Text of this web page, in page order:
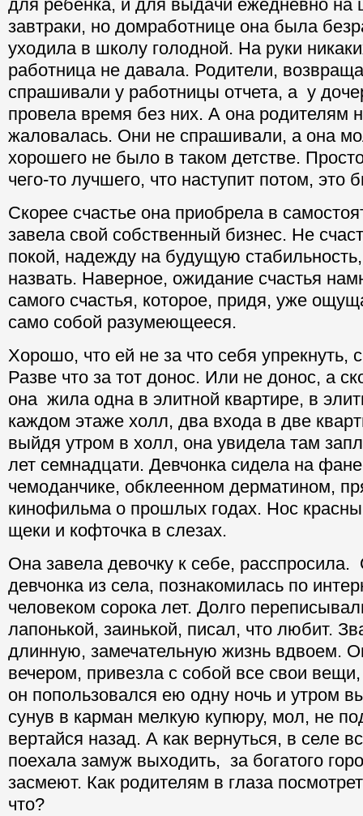
для ребенка, и для выдачи ежедневно на
завтраки, но домработнице она была
уходила в школу голодной. На руки
работница не давала. Родители,
спрашивали у работницы отчета, а у
провела время без них. А она родителям
жаловалась. Они не спрашивали, а она
хорошего не было в таком детстве.
чего-то лучшего, что наступит потом, это
Скорее счастье она приобрела в
завела свой собственный бизнес. Не
покой, надежду на будущую
назвать. Наверное, ожидание счастья
самого счастья, которое, придя, уже
само собой разумеющееся.
Хорошо, что ей не за что себя упрекнуть,
Разве что за тот донос. Или не донос, а
она жила одна в элитной квартире, в
каждом этаже холл, два входа в две
выйдя утром в холл, она увидела там
лет семнадцати. Девчонка сидела на
чемоданчике, обклеенном дерматином,
кинофильма о прошлых годах. Нос
щеки и кофточка в слезах.
Она завела девочку к себе, расспросила.
девчонка из села, познакомилась по
человеком сорока лет. Долго
лапонькой, заинькой, писал, что любит.
длинную, замечательную жизнь вдвоем.
вечером, привезла с собой все свои
он попользовался ею одну ночь и утром
сунув в карман мелкую купюру, мол, не
вертайся назад. А как вернуться, в селе
поехала замуж выходить, за богатого
засмеют. Как родителям в глаза
что?